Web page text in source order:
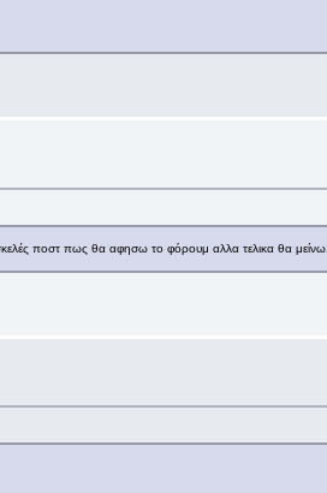
ποστ πως θα αφησω το φόρουμ αλλα τελικα θα μείνω.